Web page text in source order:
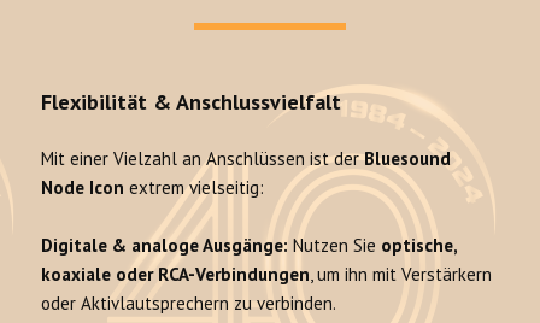
Flexibilität & Anschlussvielfalt
Mit einer Vielzahl an Anschlüssen ist derBluesound
Node Icon extrem vielseitig:
Digitale & analoge Ausgänge: Nutzen Sie optische,
koaxiale oder RCA-Verbindungen, um ihn mit Verstärkern
oder Aktivlautsprechern zu verbinden.